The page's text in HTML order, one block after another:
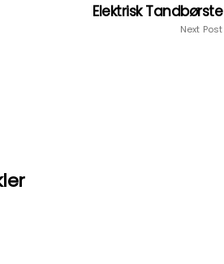
Elektrisk Tandbørste
Next Post